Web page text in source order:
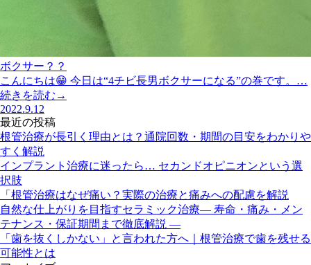
ボクサー？？
こんにちは😁 今日は“4チビ長男ボクサーになる”の巻です。…
続きを読む→
2022.9.12
最近の投稿
根管治療が長引く理由とは？通院回数・期間の目安をわかりや
すく解説
インプラント治療に迷ったら… セカンドオピニオンという選
択肢
「根管治療はなぜ痛い？実際の治療と痛みへの配慮を解説
自然な仕上がりを目指すセラミック治療― 寿命・痛み・メン
テナンス・保証期間まで徹底解説 ―
「歯を抜くしかない」と言われた方へ｜根管治療で歯を残せる
可能性とは